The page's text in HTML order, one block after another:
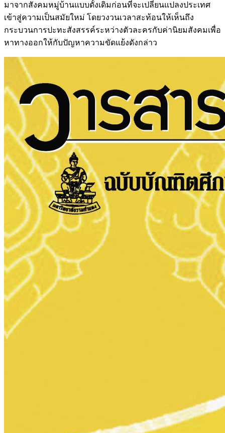
มาจากสังคมหมู่บ้านแบบดั้งเดิมก่อนที่จะเปลี่ยนแปลงประเทศ
เข้าสู่ความเป็นสมัยใหม่ โดยวงวนเวลาสะท้อนให้เห็นถึง
กระบวนการปะทะสังสรรค์ระหว่างตัวละครกับค่านิยมสังคมเพื่อ
หาทางออกให้กับปัญหาความขัดแย้งดังกล่าว